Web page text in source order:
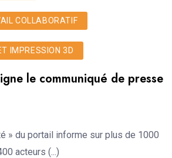
COLLABORATIF
IMPRESSION 3D
le communiqué de presse
» du portail informe sur plus de 1000
acteurs (...)